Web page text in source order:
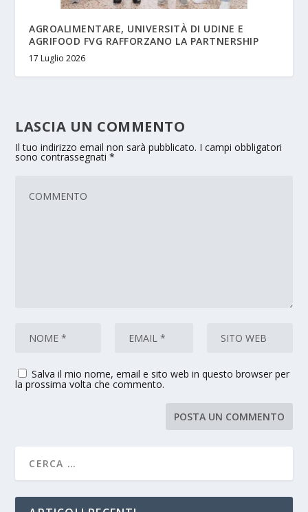
AGROALIMENTARE, UNIVERSITÀ DI UDINE E
AGRIFOOD FVG RAFFORZANO LA PARTNERSHIP
17 Luglio 2026
LASCIA UN COMMENTO
Il tuo indirizzo email non sarà pubblicato. I campi obbligatori
sono contrassegnati*
Salva il mio nome, email e sito web in questo browser per
la prossima volta che commento.